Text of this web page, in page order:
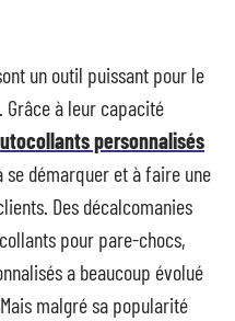
un outil puissant pour le
Grâce à leur capacité
personnalisés
démarquer et à faire une
Des décalcomanies
pour pare-chocs,
a beaucoup évolué
malgré sa popularité